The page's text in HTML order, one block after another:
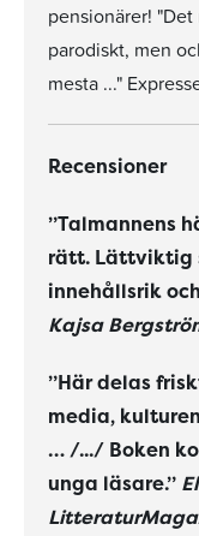
pensionärer! "Det
parodiskt, men
mesta ..."
Recensioner
”Talmannens
rätt. Lättviktig
innehållsrik
Kajsa
”Här delas
media,
… /.../ Boken
unga läsare.”